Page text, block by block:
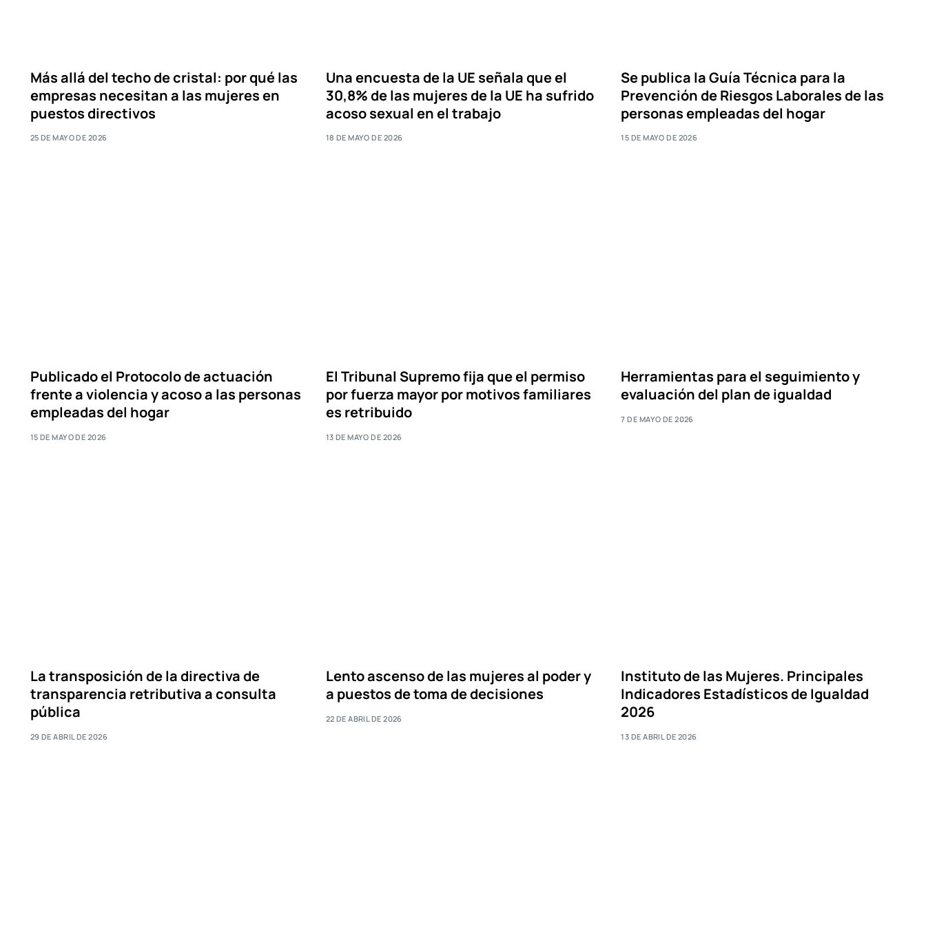
Más allá del techo de cristal: por qué las
empresas necesitan a las mujeres en
puestos directivos
25 DE MAYO DE 2026
Una encuesta de la UE señala que el
30,8% de las mujeres de la UE ha sufrido
acoso sexual en el trabajo
18 DE MAYO DE 2026
Se publica la Guía Técnica para la
Prevención de Riesgos Laborales de las
personas empleadas del hogar
15 DE MAYO DE 2026
Publicado el Protocolo de actuación
frente a violencia y acoso a las personas
empleadas del hogar
15 DE MAYO DE 2026
El Tribunal Supremo fija que el permiso
por fuerza mayor por motivos familiares
es retribuido
13 DE MAYO DE 2026
Herramientas para el seguimiento y
evaluación del plan de igualdad
7 DE MAYO DE 2026
La transposición de la directiva de
transparencia retributiva a consulta
pública
29 DE ABRIL DE 2026
Lento ascenso de las mujeres al poder y
a puestos de toma de decisiones
22 DE ABRIL DE 2026
Instituto de las Mujeres. Principales
Indicadores Estadísticos de Igualdad
2026
13 DE ABRIL DE 2026